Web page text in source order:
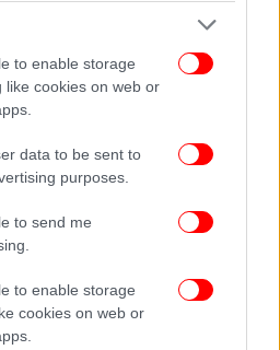
to enable storage
like cookies on web or
data to be sent to
purposes.
to send me
to enable storage
cookies on web or
Ελένη Μενεγάκη και Μάκη